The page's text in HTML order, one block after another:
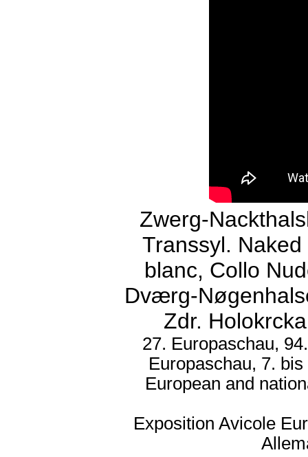
Zwerg-
Transsyl.
blanc, Collo
Dværg-
Zdr.
27. Europaschau,
Europaschau, 7.
European and
Exposition Avicole